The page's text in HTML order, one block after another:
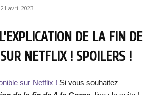
21 avril 2023
DE LA FIN DE
NETFLIX ! SPOILERS !
sur Netflix ! Si vous souhaitez